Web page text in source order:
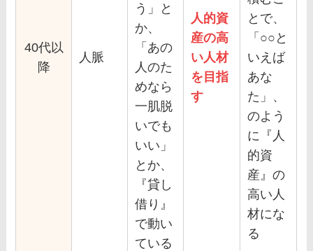
40代以
降
人脈
う」と
か、
「あの
人のた
めなら
一肌脱
いでも
いい」
とか、
『貸し
借り』
で動い
ている
人的資
産の高
い人材
を目指
す
とで、
「○○と
いえば
あな
た」、
のよう
に『人
的資
産』の
高い人
材にな
る